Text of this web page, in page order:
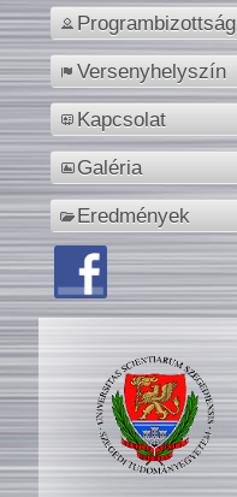
Programbizottság
Versenyhelyszín
Kapcsolat
Galéria
Eredmények